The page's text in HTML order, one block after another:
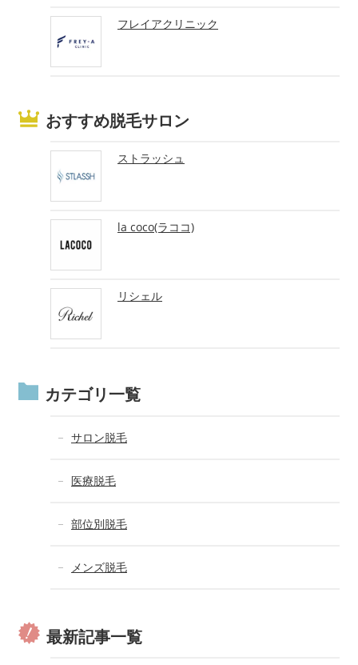
フレイアクリニック
おすすめ脱毛サロン
ストラッシュ
la coco(ラココ)
リシェル
カテゴリ一覧
サロン脱毛
医療脱毛
部位別脱毛
メンズ脱毛
最新記事一覧